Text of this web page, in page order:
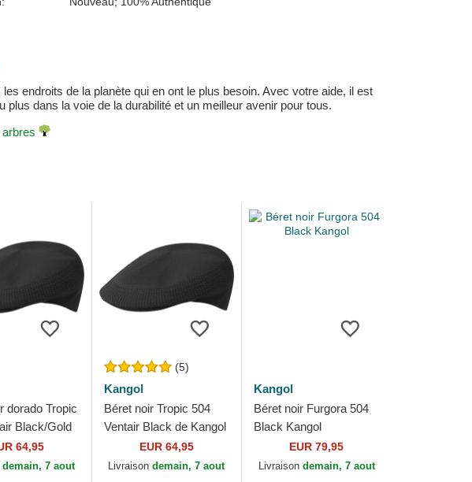
endroits de la planète qui en ont le plus besoin. Avec votre aide, il est
dans la voie de la durabilité et un meilleur avenir pour tous.
arbres
dorado Tropic
Black/Gold
64,95
demain, 7 aout
(5)
Kangol
Béret noir Tropic 504
Ventair Black de Kangol
EUR 64,95
Livraisondemain, 7 aout
Kangol
Béret noir Furgora 504
Black Kangol
EUR 79,95
Livraison demain, 7 aout